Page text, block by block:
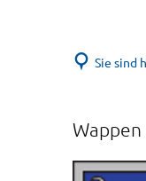
Sie sind
Wappen